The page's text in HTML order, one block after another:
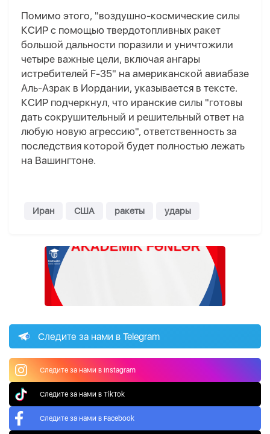
Помимо этого, "воздушно-космические силы
КСИР с помощью твердотопливных ракет
большой дальности поразили и уничтожили
четыре важные цели, включая ангары
истребителей F-35" на американской авиабазе
Аль-Азрак в Иордании, указывается в тексте.
КСИР подчеркнул, что иранские силы "готовы
дать сокрушительный и решительный ответ на
любую новую агрессию", ответственность за
последствия которой будет полностью лежать
на Вашингтоне.
Иран США ракеты удары
Следите за нами в Telegram
Следите за нами в Instagram
Следите за нами в TikTok
Следите за нами в Facebook